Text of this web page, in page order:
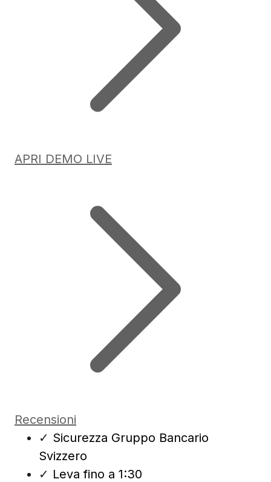
APRI DEMO LIVE
Recensioni
✓ Sicurezza Gruppo Bancario
Svizzero
✓ Leva fino a 1:30